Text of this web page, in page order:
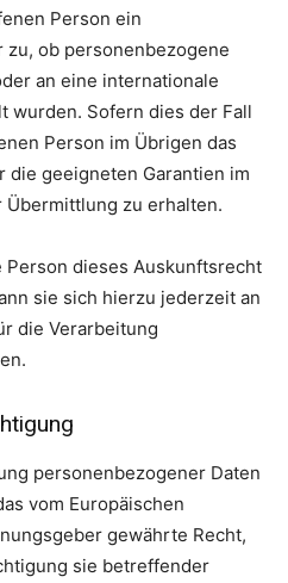
Person ein
ob personenbezogene
an eine internationale
wurden. Sofern dies der Fall
Person im Übrigen das
die geeigneten Garantien im
Übermittlung zu erhalten.
dieses Auskunftsrecht
sie sich hierzu jederzeit an
die Verarbeitung
personenbezogener Daten
vom Europäischen
gewährte Recht,
sie betreffender